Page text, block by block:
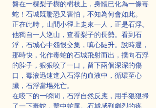
盤在一棵梨子樹的樹枝上，身體已化為一條毒
蛇！石城既驚恐又害怕，不知為何會如此。
正在此時，山間小徑上走來一人，正是石浮。
他獨自一人巡山，查看梨子的長勢。看到石
浮，石城心中怨恨交集，嗔心陡升。說時遲，
那時快，化作毒蛇的石城飛射而出，撲向石浮
的脖子，狠狠咬了一口，留下兩個深深的傷
口，毒液迅速進入石浮的血液中，循環至心
臟，石浮當場死亡。
在咬下的一瞬間，石浮自然反應，用手狠狠掃
了一下毒蛇，擊中蛇尾。石城感到劇烈的疼